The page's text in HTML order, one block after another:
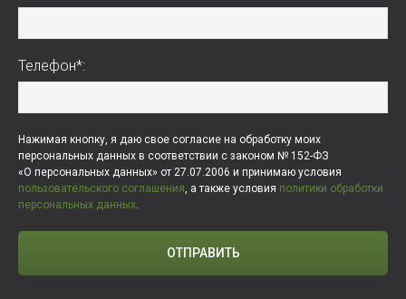
Телефон*:
Нажимая кнопку, я даю свое согласие на обработку моих
персональных данных в соответствии с законом № 152-ФЗ
«О персональных данных» от 27.07.2006 и принимаю условия
пользовательского соглашения, а также условия политики обработки
персональных данных.
ОТПРАВИТЬ